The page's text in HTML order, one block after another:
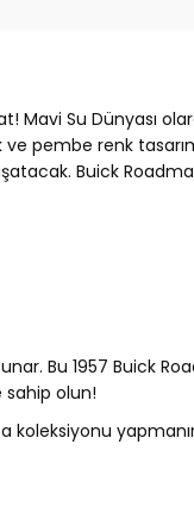
Mavi Su Dünyası
pembe renk
Buick
Bu 1957 Buick
sahip olun!
yapmanın